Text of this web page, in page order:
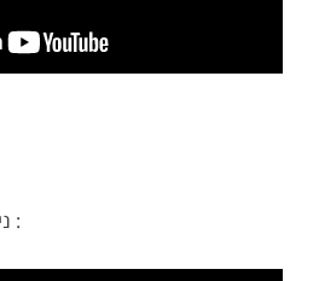
ניסו למכור לי ביטוח כלום :